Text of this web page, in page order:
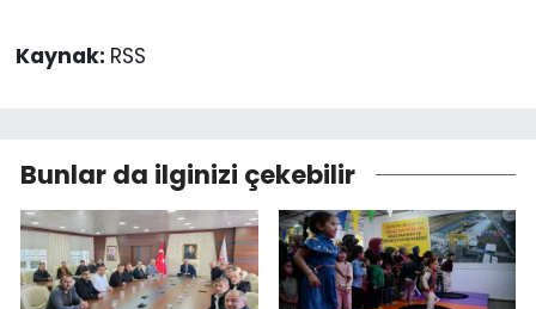
Kaynak: RSS
Bunlar da ilginizi çekebilir